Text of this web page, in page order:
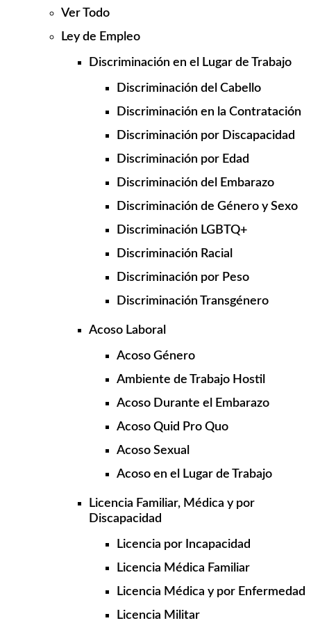
Ver Todo
Ley de Empleo
Discriminación en el Lugar de Trabajo
Discriminación del Cabello
Discriminación en la Contratación
Discriminación por Discapacidad
Discriminación por Edad
Discriminación del Embarazo
Discriminación de Género y Sexo
Discriminación LGBTQ+
Discriminación Racial
Discriminación por Peso
Discriminación Transgénero
Acoso Laboral
Acoso Género
Ambiente de Trabajo Hostil
Acoso Durante el Embarazo
Acoso Quid Pro Quo
Acoso Sexual
Acoso en el Lugar de Trabajo
Licencia Familiar, Médica y por
Discapacidad
Licencia por Incapacidad
Licencia Médica Familiar
Licencia Médica y por Enfermedad
Licencia Militar